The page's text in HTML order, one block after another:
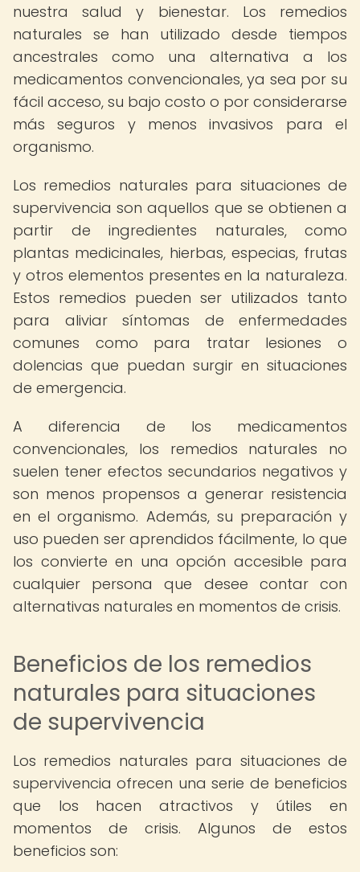
nuestra salud y bienestar. Los remedios
naturales se han utilizado desde tiempos
ancestrales como una alternativa a los
medicamentos convencionales, ya sea por su
fácil acceso, su bajo costo o por considerarse
más seguros y menos invasivos para el
organismo.
Los remedios naturales para situaciones de
supervivencia son aquellos que se obtienen a
partir de ingredientes naturales, como
plantas medicinales, hierbas, especias, frutas
y otros elementos presentes en la naturaleza.
Estos remedios pueden ser utilizados tanto
para aliviar síntomas de enfermedades
comunes como para tratar lesiones o
dolencias que puedan surgir en situaciones
de emergencia.
A diferencia de los medicamentos
convencionales, los remedios naturales no
suelen tener efectos secundarios negativos y
son menos propensos a generar resistencia
en el organismo. Además, su preparación y
uso pueden ser aprendidos fácilmente, lo que
los convierte en una opción accesible para
cualquier persona que desee contar con
alternativas naturales en momentos de crisis.
Beneficios de los remedios
naturales para situaciones
de supervivencia
Los remedios naturales para situaciones de
supervivencia ofrecen una serie de beneficios
que los hacen atractivos y útiles en
momentos de crisis. Algunos de estos
beneficios son: